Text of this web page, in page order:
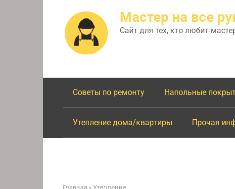
Мастер на все
Сайт для тех, кто любит
Советы по ремонту Напольные
Утепление дома/квартиры Прочая
Главная » Утепление